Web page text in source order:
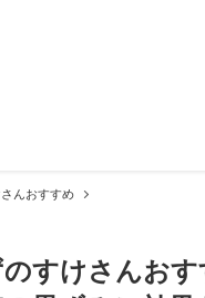
んおすすめ
のすけさんお